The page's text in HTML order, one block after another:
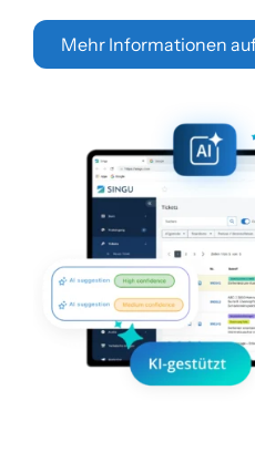
Mehr Informationen